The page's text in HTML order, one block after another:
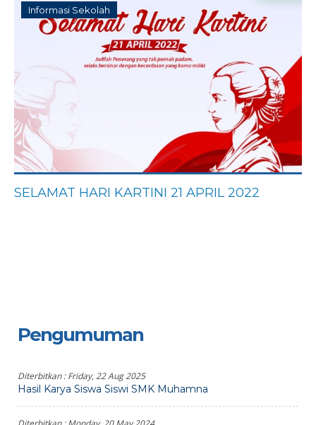
Informasi Sekolah
SELAMAT HARI KARTINI 21 APRIL 2022
Pengumuman
Diterbitkan :Friday, 22 Aug 2025
Hasil Karya Siswa Siswi SMK Muhamna